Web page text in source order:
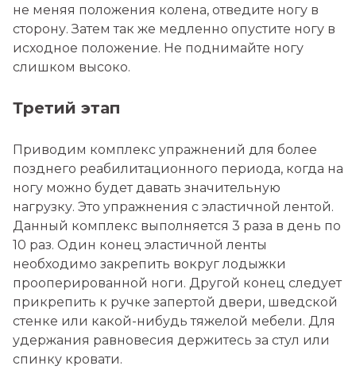
не меняя положения колена, отведите ногу в
сторону. Затем так же медленно опустите ногу в
исходное положение. Не поднимайте ногу
слишком высоко.
Третий этап
Приводим комплекс упражнений для более
позднего реабилитационного периода, когда на
ногу можно будет давать значительную
нагрузку. Это упражнения с эластичной лентой.
Данный комплекс выполняется 3 раза в день по
10 раз. Один конец эластичной ленты
необходимо закрепить вокруг лодыжки
прооперированной ноги. Другой конец следует
прикрепить к ручке запертой двери, шведской
стенке или какой-нибудь тяжелой мебели. Для
удержания равновесия держитесь за стул или
спинку кровати.